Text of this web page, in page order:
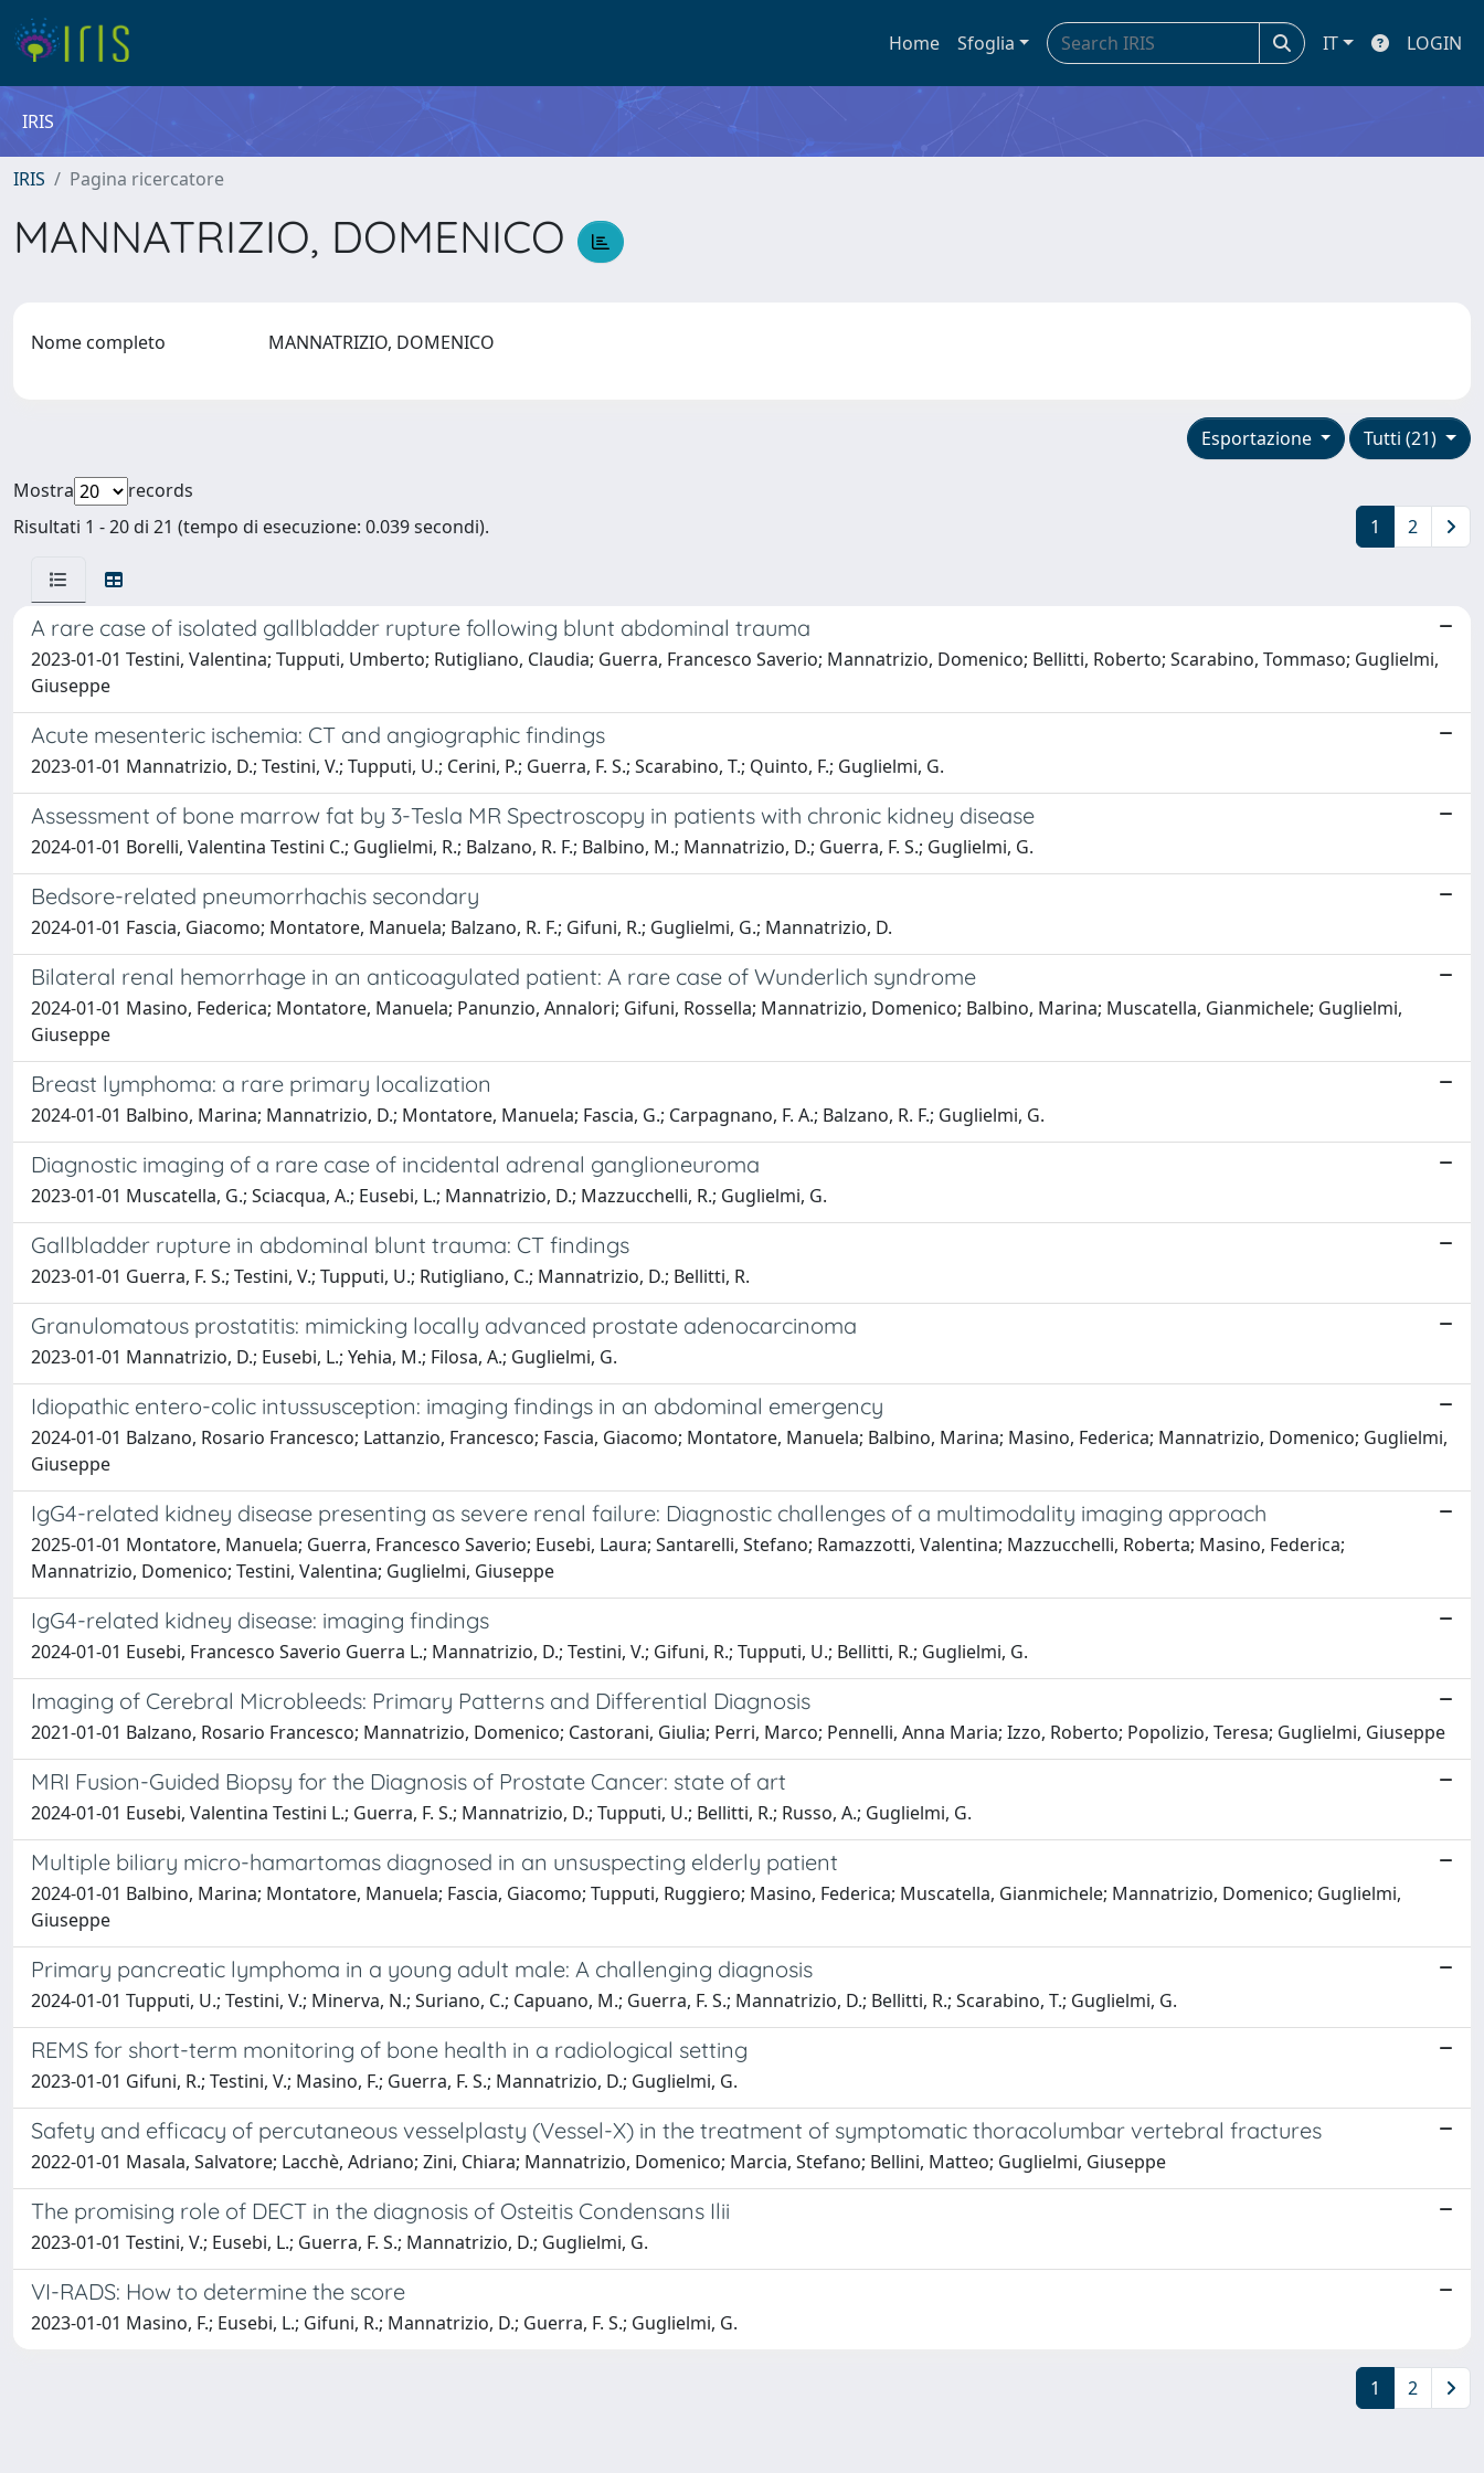
Home Sfoglia IT LOGIN
IRIS
IRIS Pagina ricercatore
MANNATRIZIO, DOMENICO
Nome completo MANNATRIZIO, DOMENICO
Tutti (21)
Esportazione
Mostra
records
Risultati 1 - 20 di 21 (tempo di esecuzione: 0.039 secondi).
1 2
A rare case of isolated gallbladder rupture following blunt abdominal trauma
2023-01-01 Testini, Valentina; Tupputi, Umberto; Rutigliano, Claudia; Guerra, Francesco Saverio; Mannatrizio, Domenico; Bellitti, Roberto; Scarabino, Tommaso; Guglielmi,
Giuseppe
Acute mesenteric ischemia: CT and angiographic findings
2023-01-01 Mannatrizio, D.; Testini, V.; Tupputi, U.; Cerini, P.; Guerra, F. S.; Scarabino, T.; Quinto, F.; Guglielmi, G.
Assessment of bone marrow fat by 3-Tesla MR Spectroscopy in patients with chronic kidney disease
2024-01-01 Borelli, Valentina Testini C.; Guglielmi, R.; Balzano, R. F.; Balbino, M.; Mannatrizio, D.; Guerra, F. S.; Guglielmi, G.
Bedsore-related pneumorrhachis secondary
2024-01-01 Fascia, Giacomo; Montatore, Manuela; Balzano, R. F.; Gifuni, R.; Guglielmi, G.; Mannatrizio, D.
Bilateral renal hemorrhage in an anticoagulated patient: A rare case of Wunderlich syndrome
2024-01-01 Masino, Federica; Montatore, Manuela; Panunzio, Annalori; Gifuni, Rossella; Mannatrizio, Domenico; Balbino, Marina; Muscatella, Gianmichele; Guglielmi,
Giuseppe
Breast lymphoma: a rare primary localization
2024-01-01 Balbino, Marina; Mannatrizio, D.; Montatore, Manuela; Fascia, G.; Carpagnano, F. A.; Balzano, R. F.; Guglielmi, G.
Diagnostic imaging of a rare case of incidental adrenal ganglioneuroma
2023-01-01 Muscatella, G.; Sciacqua, A.; Eusebi, L.; Mannatrizio, D.; Mazzucchelli, R.; Guglielmi, G.
Gallbladder rupture in abdominal blunt trauma: CT findings
2023-01-01 Guerra, F. S.; Testini, V.; Tupputi, U.; Rutigliano, C.; Mannatrizio, D.; Bellitti, R.
Granulomatous prostatitis: mimicking locally advanced prostate adenocarcinoma
2023-01-01 Mannatrizio, D.; Eusebi, L.; Yehia, M.; Filosa, A.; Guglielmi, G.
Idiopathic entero-colic intussusception: imaging findings in an abdominal emergency
2024-01-01 Balzano, Rosario Francesco; Lattanzio, Francesco; Fascia, Giacomo; Montatore, Manuela; Balbino, Marina; Masino, Federica; Mannatrizio, Domenico; Guglielmi,
Giuseppe
IgG4-related kidney disease presenting as severe renal failure: Diagnostic challenges of a multimodality imaging approach
2025-01-01 Montatore, Manuela; Guerra, Francesco Saverio; Eusebi, Laura; Santarelli, Stefano; Ramazzotti, Valentina; Mazzucchelli, Roberta; Masino, Federica;
Mannatrizio, Domenico; Testini, Valentina; Guglielmi, Giuseppe
IgG4-related kidney disease: imaging findings
2024-01-01 Eusebi, Francesco Saverio Guerra L.; Mannatrizio, D.; Testini, V.; Gifuni, R.; Tupputi, U.; Bellitti, R.; Guglielmi, G.
Imaging of Cerebral Microbleeds: Primary Patterns and Differential Diagnosis
2021-01-01 Balzano, Rosario Francesco; Mannatrizio, Domenico; Castorani, Giulia; Perri, Marco; Pennelli, Anna Maria; Izzo, Roberto; Popolizio, Teresa; Guglielmi, Giuseppe
MRI Fusion-Guided Biopsy for the Diagnosis of Prostate Cancer: state of art
2024-01-01 Eusebi, Valentina Testini L.; Guerra, F. S.; Mannatrizio, D.; Tupputi, U.; Bellitti, R.; Russo, A.; Guglielmi, G.
Multiple biliary micro-hamartomas diagnosed in an unsuspecting elderly patient
2024-01-01 Balbino, Marina; Montatore, Manuela; Fascia, Giacomo; Tupputi, Ruggiero; Masino, Federica; Muscatella, Gianmichele; Mannatrizio, Domenico; Guglielmi,
Giuseppe
Primary pancreatic lymphoma in a young adult male: A challenging diagnosis
2024-01-01 Tupputi, U.; Testini, V.; Minerva, N.; Suriano, C.; Capuano, M.; Guerra, F. S.; Mannatrizio, D.; Bellitti, R.; Scarabino, T.; Guglielmi, G.
REMS for short-term monitoring of bone health in a radiological setting
2023-01-01 Gifuni, R.; Testini, V.; Masino, F.; Guerra, F. S.; Mannatrizio, D.; Guglielmi, G.
Safety and efficacy of percutaneous vesselplasty (Vessel-X) in the treatment of symptomatic thoracolumbar vertebral fractures
2022-01-01 Masala, Salvatore; Lacchè, Adriano; Zini, Chiara; Mannatrizio, Domenico; Marcia, Stefano; Bellini, Matteo; Guglielmi, Giuseppe
The promising role of DECT in the diagnosis of Osteitis Condensans Ilii
2023-01-01 Testini, V.; Eusebi, L.; Guerra, F. S.; Mannatrizio, D.; Guglielmi, G.
VI-RADS: How to determine the score
2023-01-01 Masino, F.; Eusebi, L.; Gifuni, R.; Mannatrizio, D.; Guerra, F. S.; Guglielmi, G.
1 2